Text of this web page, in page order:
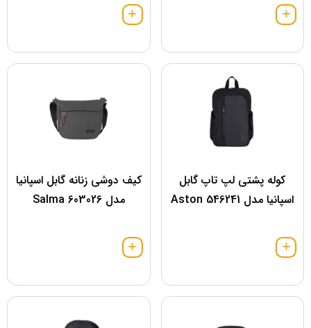
کوله پشتی لپ تاپ گابل
اسپانیا مدل 546241 Aston
کیف دوشی زنانه گابل اسپانیا
مدل 603026 Salma